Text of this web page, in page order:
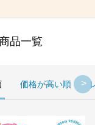
品一覧
価格が高い順